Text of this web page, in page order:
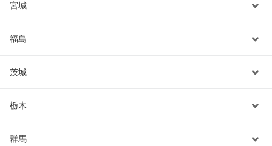
宮城
福島
茨城
栃木
群馬